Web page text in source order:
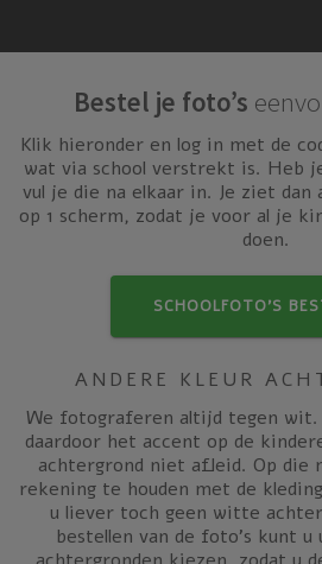
Bestel je foto’s
Klik hieronder en log in met de
wat via school verstrekt is. Heb
vul je die na elkaar in. Je ziet dan
op 1 scherm, zodat je voor al je
doen.
SCHOOLFOTO’S
ANDERE KLEUR
We fotograferen altijd tegen
daardoor het accent op de
achtergrond niet afleid. Op die
rekening te houden met de
u liever toch geen witte
bestellen van de foto’s kunt